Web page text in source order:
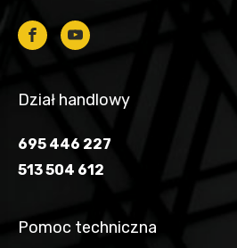
Dział handlowy
695 446 227
513 504 612
Pomoc techniczna